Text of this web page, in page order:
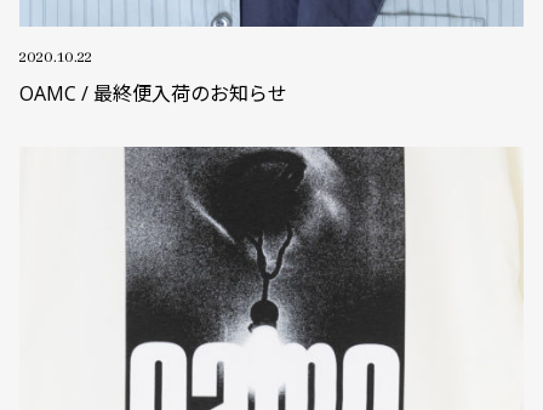
2020.10.22
OAMC / 最終便入荷のお知らせ